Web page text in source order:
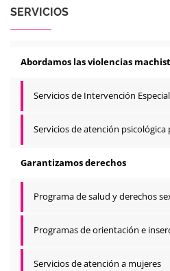
SERVICIOS
Abordamos las violencias
Servicios de Intervención
Servicios de atención psicológica
Garantizamos derechos
Programa de salud y derechos
Programas de orientación e
Servicios de atención a mujeres